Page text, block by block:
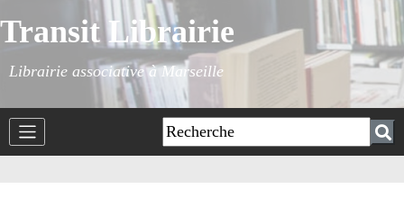
Transit Librairie
Librairie associative à Marseille